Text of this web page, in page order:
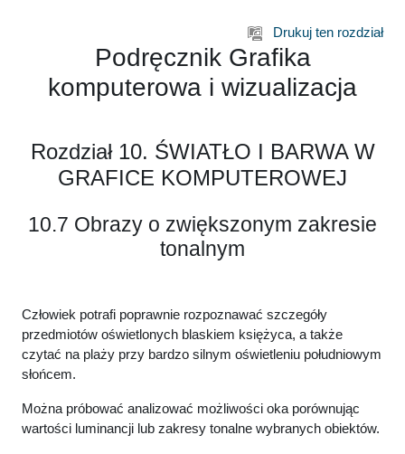
Drukuj ten rozdział
Podręcznik Grafika
komputerowa i wizualizacja
Rozdział 10. ŚWIATŁO I BARWA W
GRAFICE KOMPUTEROWEJ
10.7 Obrazy o zwiększonym zakresie
tonalnym
Człowiek potrafi poprawnie rozpoznawać szczegóły
przedmiotów oświetlonych blaskiem księżyca, a także
czytać na plaży przy bardzo silnym oświetleniu południowym
słońcem.
Można próbować analizować możliwości oka porównując
wartości luminancji lub zakresy tonalne wybranych obiektów.